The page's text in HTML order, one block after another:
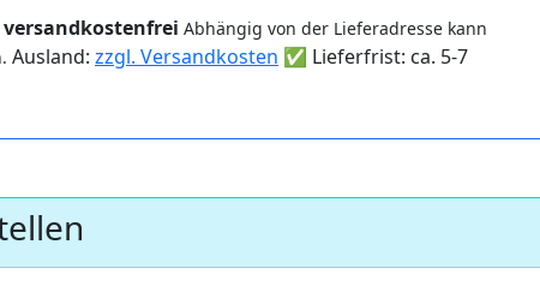
versandkostenfrei Abhängig von der Lieferadresse kann
Ausland: zzgl. Versandkosten ✅ Lieferfrist: ca. 5-7